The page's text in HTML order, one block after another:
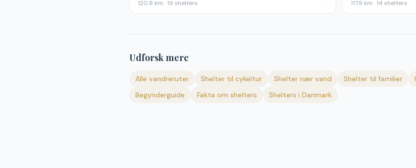
120.9 km · 19 shelters 117.9 km · 14 shelters
Udforsk mere
Alle vandreruter Shelter til cykeltur Shelter nær vand Shelter til familier
Begynderguide
Fakta om shelters Shelters i Danmark